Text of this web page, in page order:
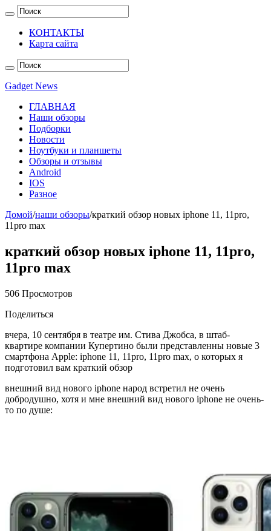
КОНТАКТЫ
Карта сайта
Gadget News
ГЛАВНАЯ
Наши обзоры
Подборки
Новости
Ноутбуки и планшеты
Обзоры и отзывы
Android
IOS
Разное
Домой/наши обзоры/краткий обзор новых iphone 11, 11pro,
11pro max
краткий обзор новых iphone 11, 11pro,
11pro max
506 Просмотров
Поделиться
вчера, 10 сентября в театре им. Стива Джобса, в штаб-
квартире компании Купертино были представленны новые 3
смартфона Apple: iphone 11, 11pro, 11pro max, о которых я
подготовил вам краткий обзор
внешний вид нового iphone народ встретил не очень
добродушно, хотя и мне внешний вид нового iphone не очень-
то по душе: